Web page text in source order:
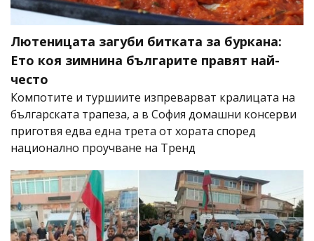
Лютеницата загуби битката за буркана:
Ето коя зимнина българите правят най-
често
Компотите и туршиите изпреварват кралицата на
българската трапеза, а в София домашни консерви
приготвя едва една трета от хората според
национално проучване на Тренд